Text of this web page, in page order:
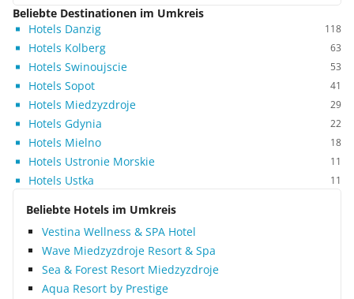
Beliebte Destinationen im Umkreis
Hotels Danzig
118
Hotels Kolberg 63
Hotels Swinoujscie 53
Hotels Sopot 41
Hotels Miedzyzdroje 29
Hotels Gdynia 22
Hotels Mielno 18
Hotels Ustronie Morskie 11
Hotels Ustka 11
Beliebte Hotels im Umkreis
Vestina Wellness & SPA Hotel
Wave Miedzyzdroje Resort & Spa
Sea & Forest Resort Miedzyzdroje
Aqua Resort by Prestige